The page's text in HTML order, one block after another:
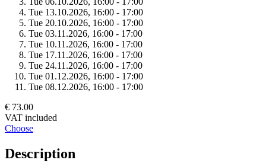
Tue 13.10.2026, 16:00 - 17:00
Tue 20.10.2026, 16:00 - 17:00
Tue 03.11.2026, 16:00 - 17:00
Tue 10.11.2026, 16:00 - 17:00
Tue 17.11.2026, 16:00 - 17:00
Tue 24.11.2026, 16:00 - 17:00
Tue 01.12.2026, 16:00 - 17:00
Tue 08.12.2026, 16:00 - 17:00
€ 73.00
VAT included
Choose
Description